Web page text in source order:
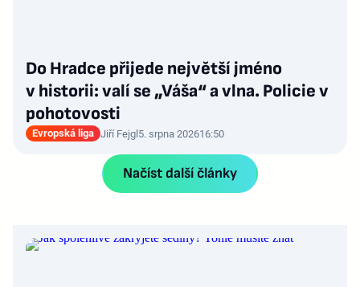
Do Hradce přijede největší jméno
v historii: valí se „Váša“ a vlna. Policie v
pohotovosti
Evropská liga Jiří Fejgl5. srpna 202616:50
Načíst další články